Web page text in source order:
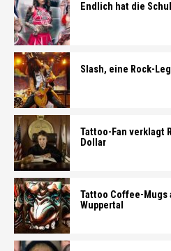
Endlich hat die
Slash, eine Rock-
Tattoo-Fan verklagt
Dollar
Tattoo Coffee-Mugs
Wuppertal